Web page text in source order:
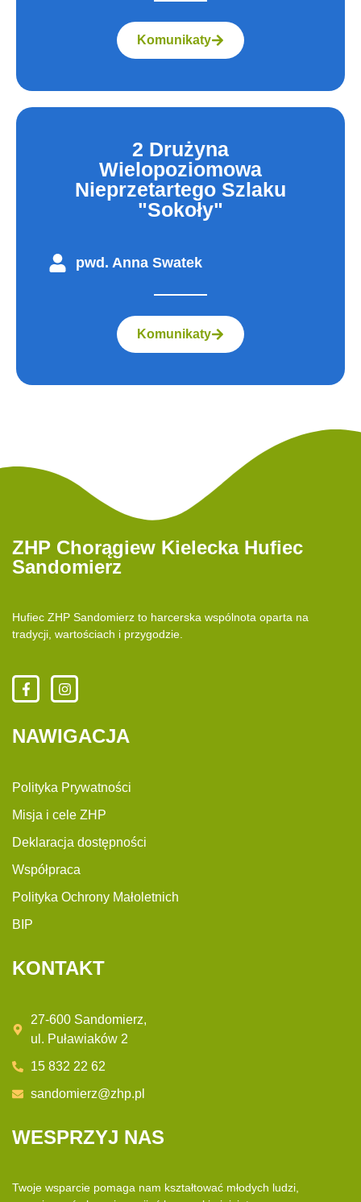
Komunikaty
2 Drużyna
Wielopoziomowa
Nieprzetartego Szlaku
"Sokoły"
pwd. Anna Swatek
Komunikaty
ZHP Chorągiew Kielecka Hufiec
Sandomierz
Hufiec ZHP Sandomierz to harcerska wspólnota oparta na
tradycji, wartościach i przygodzie.
NAWIGACJA
Polityka Prywatności
Misja i cele ZHP
Deklaracja dostępności
Współpraca
Polityka Ochrony Małoletnich
BIP
KONTAKT
27-600 Sandomierz,
ul. Puławiaków 2
15 832 22 62
sandomierz@zhp.pl
WESPRZYJ NAS
Twoje wsparcie pomaga nam kształtować młodych ludzi,